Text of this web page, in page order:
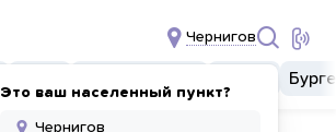
Чернигов
Это ваш населенный пункт?